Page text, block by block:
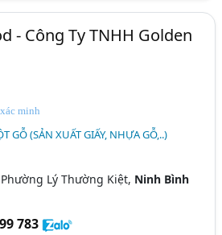
- Công Ty TNHH Golden
minh
GỖ (SẢN XUẤT GIẤY, NHỰA GỖ,..)
Lý Thường Kiệt, Ninh Bình
783